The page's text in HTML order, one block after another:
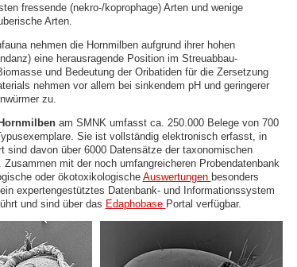
fressende (nekro-/koprophage) Arten und wenige
Arten.
nehmen die Hornmilben aufgrund ihrer hohen
eine herausragende Position im Streuabbau-
und Bedeutung der Oribatiden für die Zersetzung
nehmen vor allem bei sinkendem pH und geringerer
zu.
Hornmilbenam SMNK umfasst ca. 250.000 Belege von 700
Sie ist vollständig elektronisch erfasst, in
sind davon über 6000 Datensätze der taxonomischen
Zusammen mit der noch umfangreicheren Probendatenbank
oder ökotoxikologische Auswertungen besonders
expertengestütztes Datenbank- und Informationssystem
und sind über das Edaphobase Portal verfügbar.